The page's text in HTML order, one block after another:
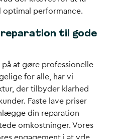
performance.
til gode
på at gøre professionelle
for alle, har vi
der tilbyder klarhed
Faste lave priser
din reparation
omkostninger. Vores